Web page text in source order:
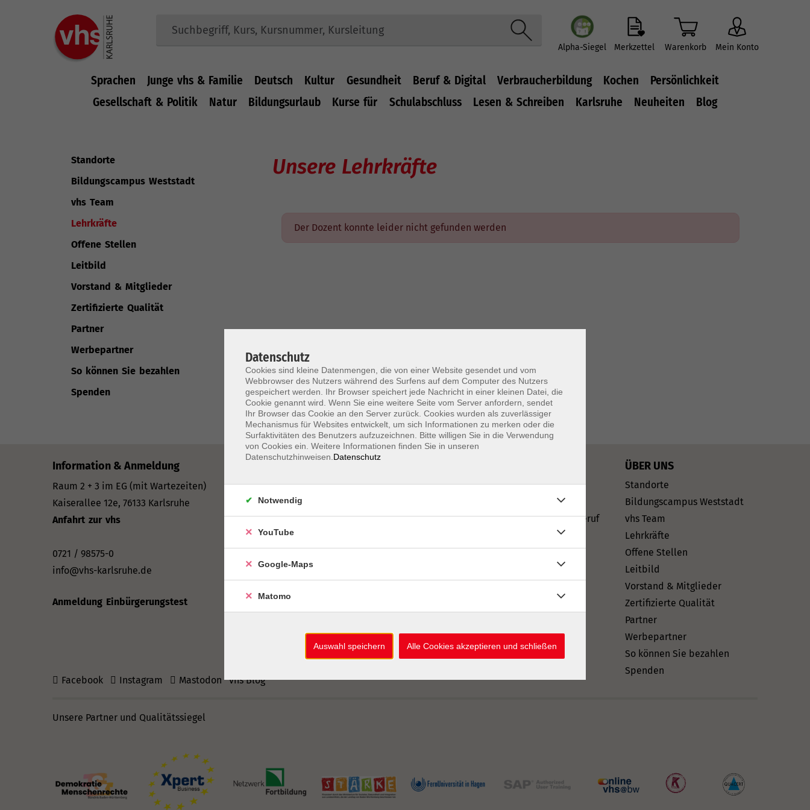
Alpha-Siegel Merkzettel Warenkorb Mein Konto
Sprachen Junge vhs & Familie Deutsch Kultur Gesundheit Beruf & Digital Verbraucherbildung Kochen
Persönlichkeit
Gesellschaft & Politik
Natur Bildungsurlaub Kurse für Schulabschluss Lesen & Schreiben Karlsruhe Neuheiten Blog
Standorte
Bildungscampus Weststadt
vhs Team
Lehrkräfte(current)
Offene Stellen
Leitbild
Vorstand & Mitglieder
Zertifizierte Qualität
Partner
Werbepartner
So können Sie bezahlen
Spenden
Unsere Lehrkräfte
Der Dozent konnte leider nicht gefunden werden
Information & Anmeldung
Raum 2 + 3 im EG (mit Wartezeiten)
Kaiserallee 12e, 76133 Karlsruhe
Anfahrt zur vhs
0721 / 98575-0
info@vhs-karlsruhe.de
Anmeldung Einbürgerungstest
Mo–Mi: 09–12 & 13–15 Uhr
Do: 13–16 Uhr
Fr: 09–12 Uhr
Telefonzeiten
Mo & Mi & Fr: 09–12 Uhr
Di: 09–12 & 13–16 Uhr
Do: 13–16 Uhr
Facebook Instagram Mastodon vhs Blog
Beratung Deutsch
Beratung Fremdsprachen
Beratung zu Karriere & Beruf
Prüfungen & Zertifikate
Ermäßigungen
Kursleiter-Login
ÜBER UNS
Standorte
Bildungscampus Weststadt
vhs Team
Lehrkräfte
Offene Stellen
Leitbild
Vorstand & Mitglieder
Zertifizierte Qualität
Partner
Werbepartner
So können Sie bezahlen
Spenden
Unsere Partner und Qualitätssiegel
Datenschutz
Cookies sind kleine Datenmengen, die von einer Website gesendet und vom
Webbrowser des Nutzers während des Surfens auf dem Computer des Nutzers
gespeichert werden. Ihr Browser speichert jede Nachricht in einer kleinen Datei, die
Cookie genannt wird. Wenn Sie eine weitere Seite vom Server anfordern, sendet
Ihr Browser das Cookie an den Server zurück. Cookies wurden als zuverlässiger
Mechanismus für Websites entwickelt, um sich Informationen zu merken oder die
Surfaktivitäten des Benutzers aufzuzeichnen. Bitte willigen Sie in die Verwendung
von Cookies ein. Weitere Informationen finden Sie in unseren
Datenschutzhinweisen. Datenschutz
Notwendig
YouTube
Google-Maps
Matomo
Auswahl speichern Alle Cookies akzeptieren und schließen